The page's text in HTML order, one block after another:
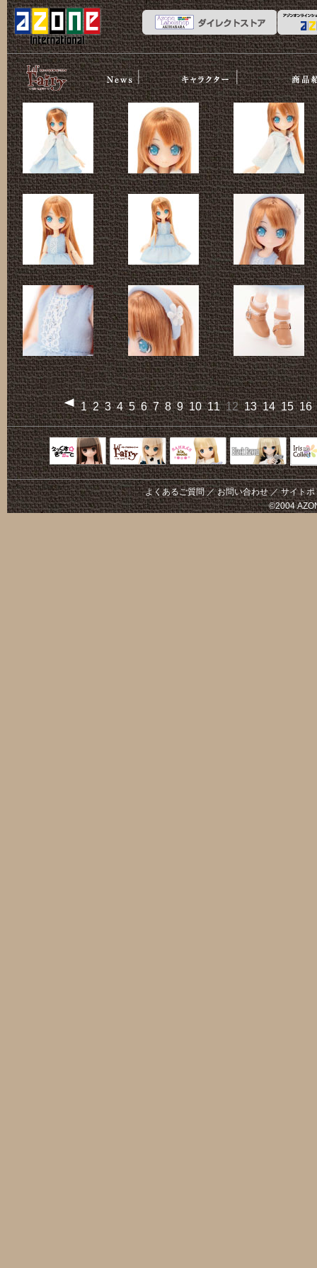
リルフェア
リー
News ストーリー 商品紹介
1 2 3 4 5 6 7 8 9 10 111213 14 15 16
えっくすきゅ
ーと
リルフェアリ
ー
サアラズアラ
モード
Black Raven
よくあるご質問／お問い合わせ／サイトポ
©2004